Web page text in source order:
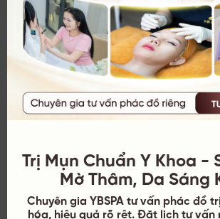
hỗn hợp.
Thoa hỗn hợp lên vùng da bị mụn
Để nguyên trong 15-20 phút, sau
nước ấm và lau khô.
Thực hiện 1 lần/ ngày, không
thể gây kích ứng da.
Trị Mụn Chuẩn Y Khoa -
Mờ Thâm, Da Sáng
Chuyên gia YBSPA tư vấn phác đồ
hóa, hiệu quả rõ rệt. Đặt lịch tư vấn